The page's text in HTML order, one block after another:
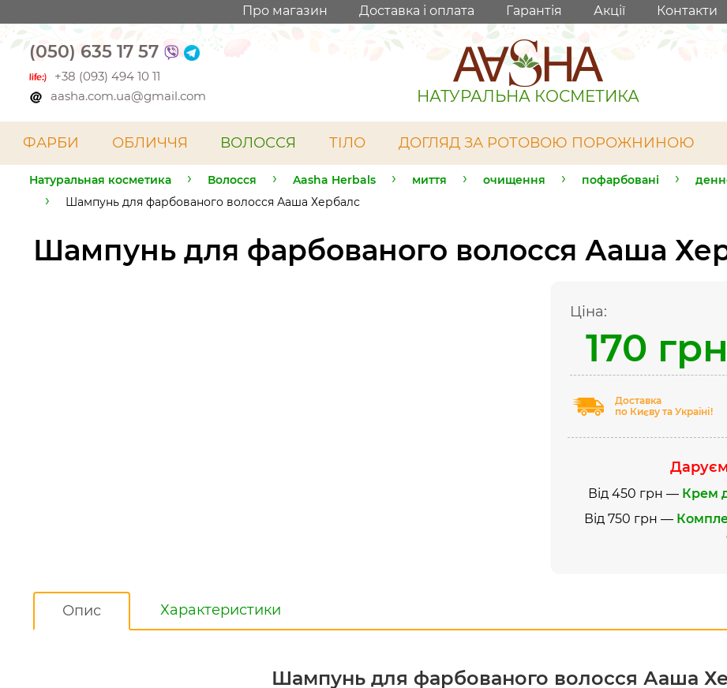
Про магазин Доставка і оплата Гарантія Акції Контакти
(050) 635 17 57
+38 (093) 494 10 11
aasha.com.ua@gmail.com
НАТУРАЛЬНА КОСМЕТИКА
ФАРБИ ОБЛИЧЧЯ ВОЛОССЯ ТІЛО ДОГЛЯД ЗА РОТОВОЮ ПОРОЖНИНОЮ
Натуральная косметика Волосся Aasha Herbals миття очищення пофарбовані
Шампунь для фарбованого волосся Ааша Хербалс
Шампунь для фарбованого волосся Ааша
Ціна:
170 грн
Доставка
по Києву та Україні!
Від 450 грн — Крем
Від 750 грн —
Опис Характеристики
Шампунь для фарбованого волосся Ааша